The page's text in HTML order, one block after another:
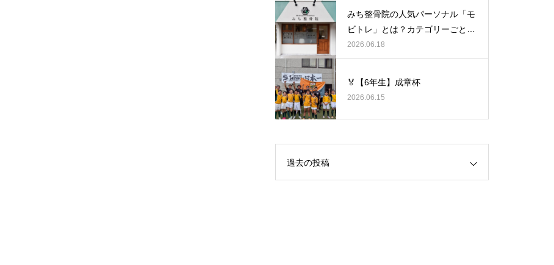
みち整骨院の人気パーソナル「モ
ビトレ」とは？カテゴリーごとの
ラグビーの悩みをヒントに考え
る、身体のケア
2026.06.18
🏅【6年生】成章杯
2026.06.15
過去の投稿